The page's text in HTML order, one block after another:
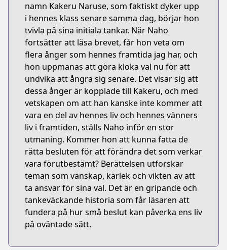
namn Kakeru Naruse, som faktiskt dyker upp
i hennes klass senare samma dag, börjar hon
tvivla på sina initiala tankar. När Naho
fortsätter att läsa brevet, får hon veta om
flera ånger som hennes framtida jag har, och
hon uppmanas att göra kloka val nu för att
undvika att ångra sig senare. Det visar sig att
dessa ånger är kopplade till Kakeru, och med
vetskapen om att han kanske inte kommer att
vara en del av hennes liv och hennes vänners
liv i framtiden, ställs Naho inför en stor
utmaning. Kommer hon att kunna fatta de
rätta besluten för att förändra det som verkar
vara förutbestämt? Berättelsen utforskar
teman som vänskap, kärlek och vikten av att
ta ansvar för sina val. Det är en gripande och
tankeväckande historia som får läsaren att
fundera på hur små beslut kan påverka ens liv
på oväntade sätt.